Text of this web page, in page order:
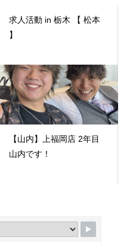
求人活動 in 栃木 【 松本
】
【山内】上福岡店 2年目
山内です！